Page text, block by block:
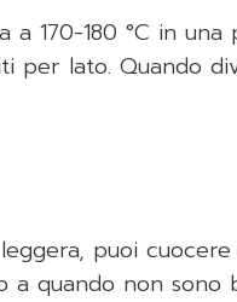
a 170-180 °C in
per lato. Quando
puoi
a quando non sono